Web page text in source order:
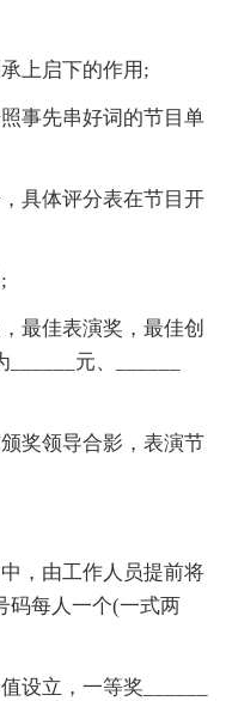
上启下的作用;
事先串好词的节目单
具体评分表在节目开
最佳表演奖，最佳创
元、______
奖领导合影，表演节
，由工作人员提前将
码每人一个(一式两
设立，一等奖______